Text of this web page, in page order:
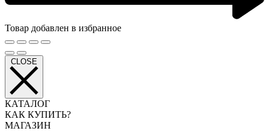
Товар добавлен в избранное
CLOSE
КАТАЛОГ
КАК КУПИТЬ?
МАГАЗИН